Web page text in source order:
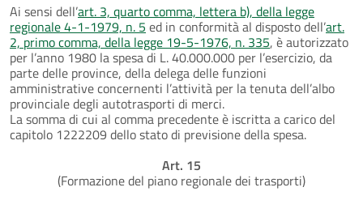
Ai sensi dell’art. 3, quarto comma, lettera b), della legge
regionale 4-1-1979, n. 5 ed in conformità al disposto dell’art.
2, primo comma, della legge 19-5-1976, n. 335, è autorizzato
per l’anno 1980 la spesa di L. 40.000.000 per l’esercizio, da
parte delle province, della delega delle funzioni
amministrative concernenti l’attività per la tenuta dell’albo
provinciale degli autotrasporti di merci.
La somma di cui al comma precedente è iscritta a carico del
capitolo 1222209 dello stato di previsione della spesa.
Art. 15
(Formazione del piano regionale dei trasporti)